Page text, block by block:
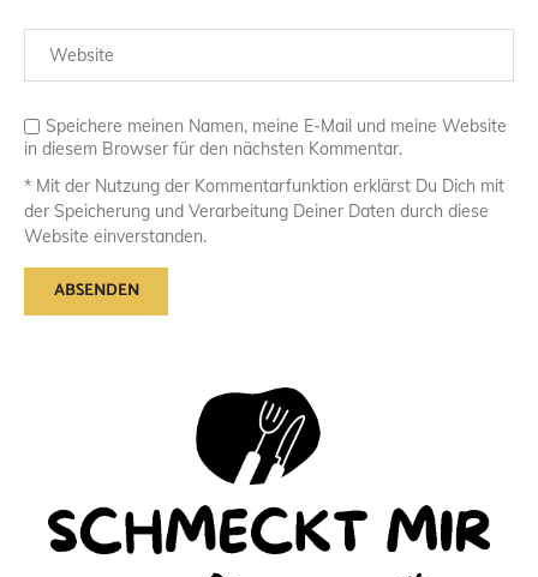
Speichere meinen Namen, meine E-Mail und meine Website
in diesem Browser für den nächsten Kommentar.
* Mit der Nutzung der Kommentarfunktion erklärst Du Dich mit
der Speicherung und Verarbeitung Deiner Daten durch diese
Website einverstanden.